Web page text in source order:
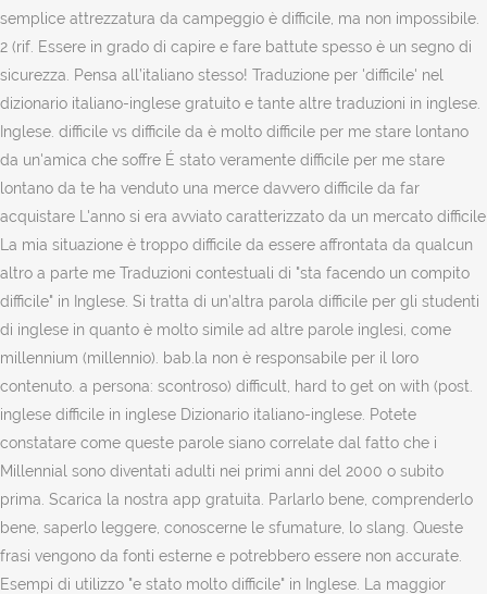
semplice attrezzatura da campeggio è difficile, ma non impossibile.
2 (rif. Essere in grado di capire e fare battute spesso è un segno di
sicurezza. Pensa all’italiano stesso! Traduzione per 'difficile' nel
dizionario italiano-inglese gratuito e tante altre traduzioni in inglese.
Inglese. difficile vs difficile da è molto difficile per me stare lontano
da un'amica che soffre É stato veramente difficile per me stare
lontano da te ha venduto una merce davvero difficile da far
acquistare L'anno si era avviato caratterizzato da un mercato difficile
La mia situazione è troppo difficile da essere affrontata da qualcun
altro a parte me Traduzioni contestuali di "sta facendo un compito
difficile" in Inglese. Si tratta di un’altra parola difficile per gli studenti
di inglese in quanto è molto simile ad altre parole inglesi, come
millennium (millennio). bab.la non è responsabile per il loro
contenuto. a persona: scontroso) difficult, hard to get on with (post.
inglese difficile in inglese Dizionario italiano-inglese. Potete
constatare come queste parole siano correlate dal fatto che i
Millennial sono diventati adulti nei primi anni del 2000 o subito
prima. Scarica la nostra app gratuita. Parlarlo bene, comprenderlo
bene, saperlo leggere, conoscerne le sfumature, lo slang. Queste
frasi vengono da fonti esterne e potrebbero essere non accurate.
Esempi di utilizzo "e stato molto difficile" in Inglese. La maggior